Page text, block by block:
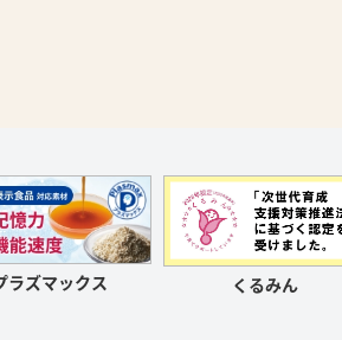
ラズマックス くるみん